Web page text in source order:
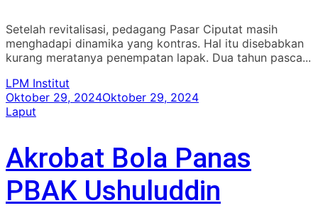
Setelah revitalisasi, pedagang Pasar Ciputat masih
menghadapi dinamika yang kontras. Hal itu disebabkan
kurang meratanya penempatan lapak. Dua tahun pasca...
LPM Institut
Oktober 29, 2024Oktober 29, 2024
Laput
Akrobat Bola Panas
PBAK Ushuluddin